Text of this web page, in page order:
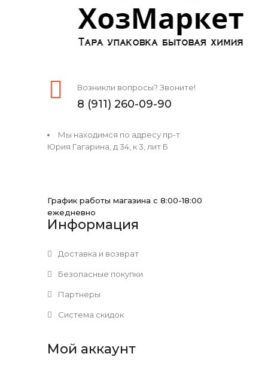
Возникли вопросы? Звоните!
8 (911) 260-09-90
Мы находимся по адресу пр-т
Юрия Гагарина, д 34, к 3, лит Б
График работы магазина с 8:00-18:00
ежедневно
Информация
Доставка и возврат
Безопасные покупки
Партнеры
Система скидок
Мой аккаунт